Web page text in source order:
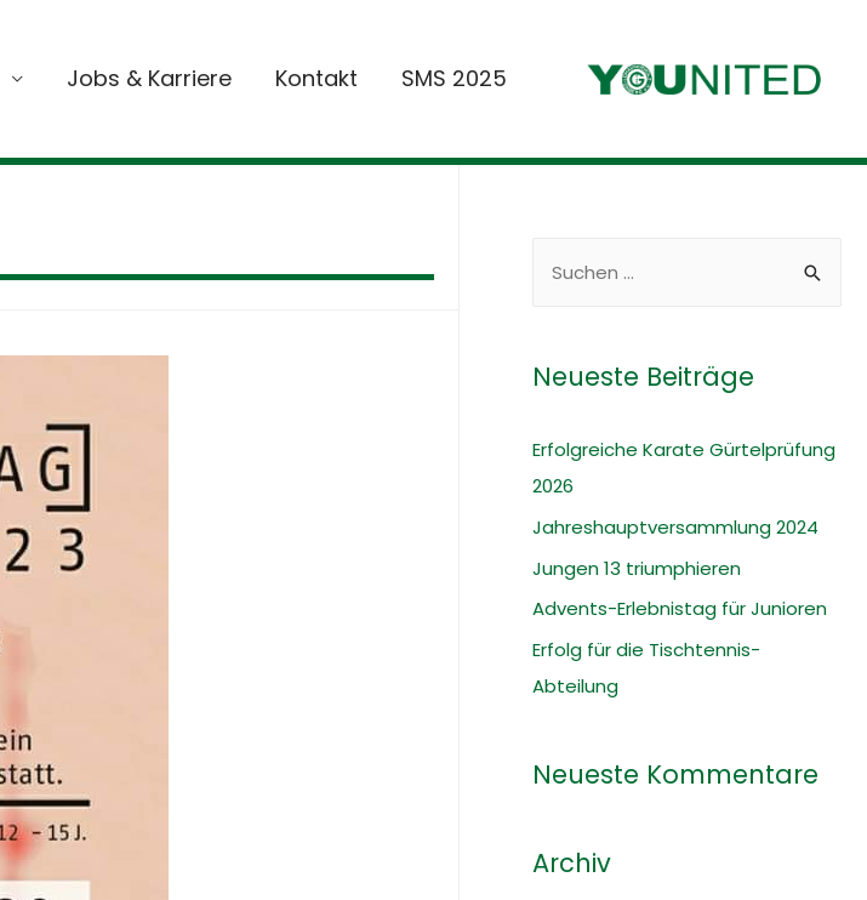
Jobs & Karriere Kontakt SMS 2025
h
h
:
Neueste Beiträge
Erfolgreiche Karate Gürtelprüfung
2026
Jahreshauptversammlung 2024
Jungen 13 triumphieren
Advents-Erlebnistag für Junioren
Erfolg für die Tischtennis-
Abteilung
Neueste Kommentare
Archiv